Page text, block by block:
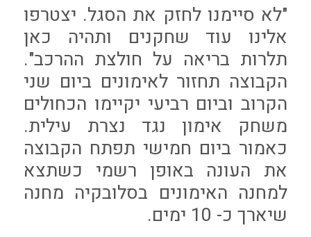
"לא סיימנו לחזק את הסגל. יצטרפו
אלינו עוד שחקנים ותהיה כאן
תלרות בריאה על חולצת ההרכב".
הקבוצה תחזור לאימונים ביום שני
הקרוב וביום רביעי יקיימו הכחולים
משחק אימון נגד נצרת עילית.
כאמור ביום חמישי תפתח הקבוצה
את העונה באופן רשמי כשתצא
למחנה האימונים בסלובקיה מחנה
שיארך כ- 10 ימים.